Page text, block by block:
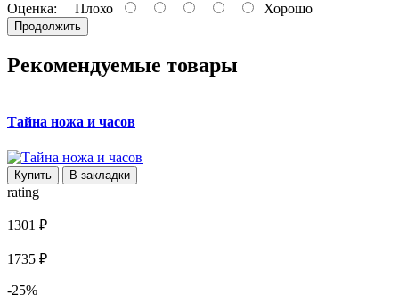
Оценка: Плохо Хорошо
Продолжить
Рекомендуемые товары
Тайна ножа и часов
Купить В закладки
rating
1301 ₽
1735 ₽
-25%